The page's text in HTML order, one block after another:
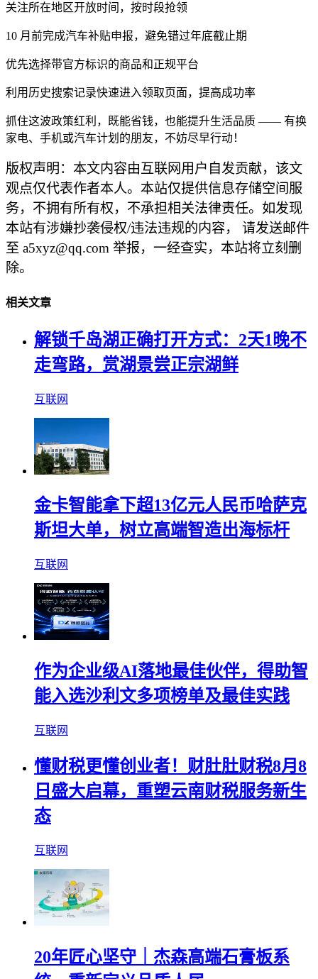
关注所在地区开放时间，按时段抢领
10 月前完成汽车补贴申报，避免错过年底截止期
优先选择带官方标识的商品和正规平台
利用历史搜索记录快速进入领取页面，提高成功率
抓住这波政策红利，既能省钱，也能提升生活品质 —— 有换
家电、手机或汽车计划的朋友，不妨尽早行动！
版权声明：本文内容由互联网用户自发贡献，该文
观点仅代表作者本人。本站仅提供信息存储空间服
务，不拥有所有权，不承担相关法律责任。如发现
本站有涉嫌抄袭侵权/违法违规的内容， 请发送邮件
至 a5xyz@qq.com 举报，一经查实，本站将立刻删
除。
相关文章
解锁千岛湖正确打开方式：2天1晚不
走弯路，赏湖景尝正宗湖鲜
互联网
金卡智能拿下超13亿元人民币哈萨克
斯坦大单，树立高端智造出海标杆
互联网
作为企业级AI落地最佳伙伴，得助智
能入选沙利文多项榜单及最佳实践
互联网
懂财税更懂创业者！财肚肚财税8月8
日盛大启幕，重塑云南财税服务新生
态
互联网
20年匠心坚守｜杰森高端石膏板系